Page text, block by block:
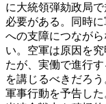
に大統領弾劾政局
必要がある。同時
への支障につなが
い。空軍は原因を
たが、実働で進行
を講じるべきだろ
軍事行動を予告し